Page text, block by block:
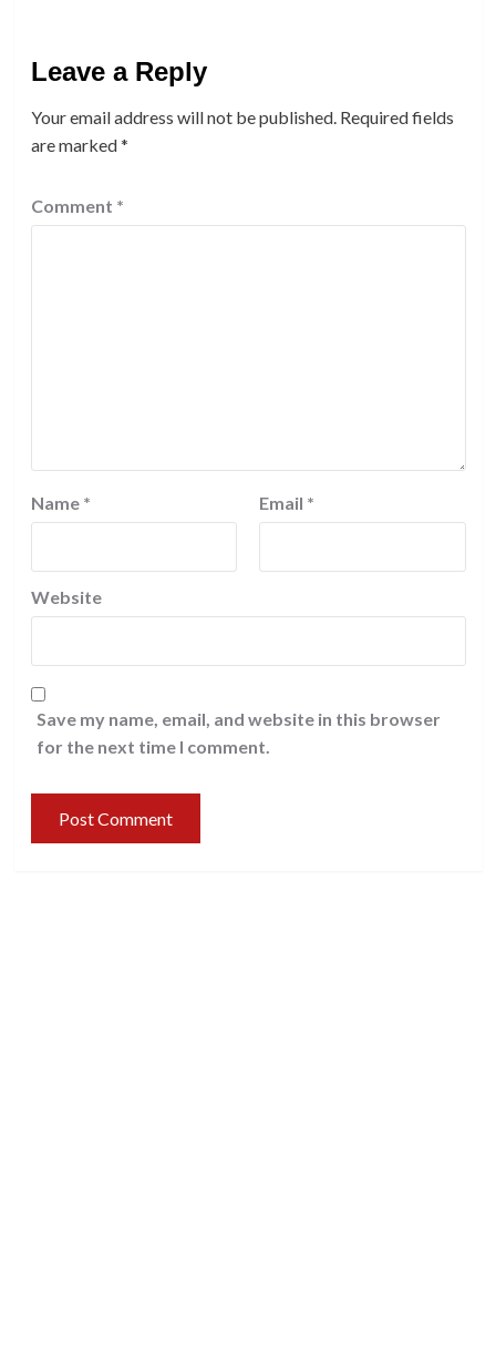
Leave a Reply
Your email address will not be published. Required fields
are marked*
Comment *
Name * Email *
Website
Save my name, email, and website in this browser
for the next time I comment.